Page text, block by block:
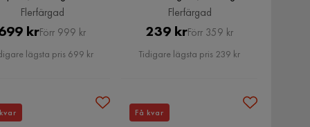
Flerfärgad
Pris
krOriginal
Pris
Förr 999 kr
lägsta pris 699 kr
Flerfärgad
Pris
239 krOriginal
Pris
Förr 359 kr
Tidigare lägsta pris 239 kr
Få kvar